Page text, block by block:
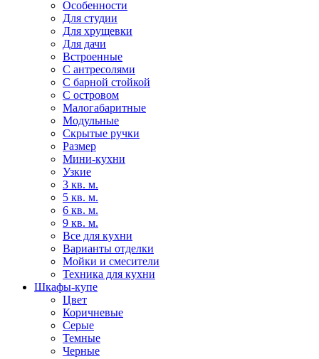
Особенности
Для студии
Для хрущевки
Для дачи
Встроенные
С антресолями
С барной стойкой
С островом
Малогабаритные
Модульные
Скрытые ручки
Размер
Мини-кухни
Узкие
3 кв. м.
5 кв. м.
6 кв. м.
9 кв. м.
Все для кухни
Варианты отделки
Мойки и смесители
Техника для кухни
Шкафы-купе
Цвет
Коричневые
Серые
Темные
Черные